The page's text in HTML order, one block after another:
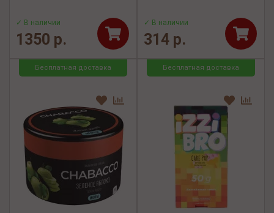
✓ В наличии
1350 р.
✓ В наличии
314 р.
Бесплатная доставка Бесплатная доставка